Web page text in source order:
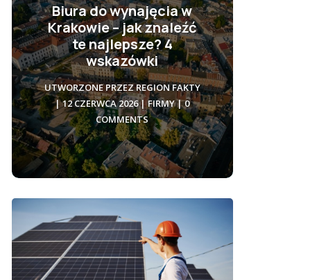
Biura do wynajęcia w
Krakowie – jak znaleźć
te najlepsze? 4
wskazówki
UTWORZONE PRZEZREGION FAKTY
|12 CZERWCA 2026|FIRMY| 0
COMMENTS